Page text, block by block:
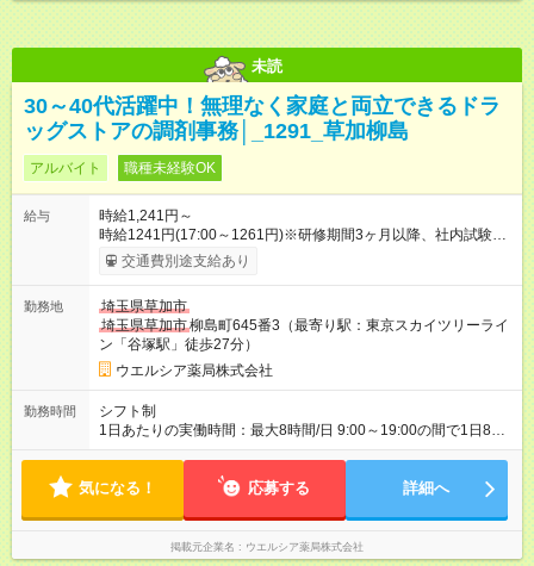
未読
30～40代活躍中！無理なく家庭と両立できるドラ
ッグストアの調剤事務│_1291_草加柳島
アルバイト 職種未経験OK
給与
時給1,241円～
時給1241円(17:00～1261円)※研修期間3ヶ月以降、社内試験に
よる更新判定あり 社内試験合格後、時給＋50～100円の昇給あ
り （大学生は＋20円） 試用期間あり：入社日から3ヶ月間／本
間の長さ：3ヶ月 雇用形態、給与は本採用時と同じです。
交通費別途支給あり
勤務地
埼玉県草加市
埼玉県草加市柳島町645番3（最寄り駅：東京スカイツリーライ
ン「谷塚駅」徒歩27分）
ウエルシア薬局株式会社
勤務時間
シフト制
1日あたりの実働時間：最大8時間/日 9:00～19:00の間で1日8時
間の勤務 ☆週2～5日の勤務 ※勤務曜日応相談 ☆未経験・無資格
気になる！ 応募する 詳細へ
掲載元企業名 ウエルシア薬局株式会社